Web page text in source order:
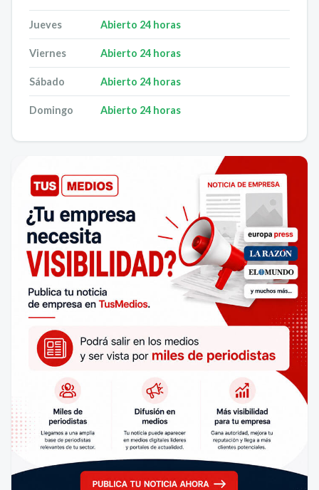
Jueves Abierto 24 horas
Viernes Abierto 24 horas
Sábado Abierto 24 horas
Domingo Abierto 24 horas